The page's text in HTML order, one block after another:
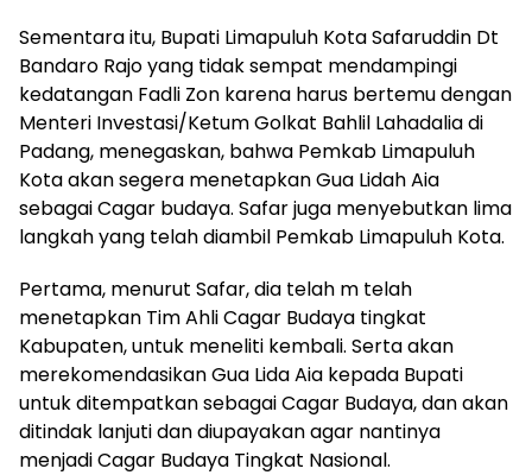
Sementara itu, Bupati Limapuluh Kota Safaruddin Dt
Bandaro Rajo yang tidak sempat mendampingi
kedatangan Fadli Zon karena harus bertemu dengan
Menteri Investasi/Ketum Golkat Bahlil Lahadalia di
Padang, menegaskan, bahwa Pemkab Limapuluh
Kota akan segera menetapkan Gua Lidah Aia
sebagai Cagar budaya. Safar juga menyebutkan lima
langkah yang telah diambil Pemkab Limapuluh Kota.
Pertama, menurut Safar, dia telah m telah
menetapkan Tim Ahli Cagar Budaya tingkat
Kabupaten, untuk meneliti kembali. Serta akan
merekomendasikan Gua Lida Aia kepada Bupati
untuk ditempatkan sebagai Cagar Budaya, dan akan
ditindak lanjuti dan diupayakan agar nantinya
menjadi Cagar Budaya Tingkat Nasional.